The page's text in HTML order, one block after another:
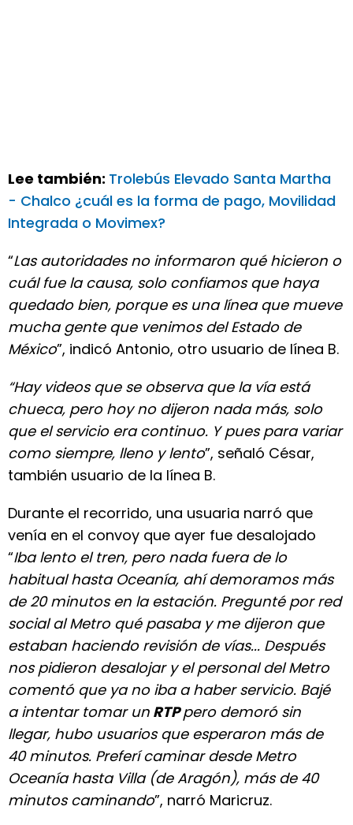
Lee también: Trolebús Elevado Santa Martha
- Chalco ¿cuál es la forma de pago, Movilidad
Integrada o Movimex?
“Las autoridades no informaron qué hicieron o
cuál fue la causa, solo confiamos que haya
quedado bien, porque es una línea que mueve
mucha gente que venimos del Estado de
México”, indicó Antonio, otro usuario de línea B.
“Hay videos que se observa que la vía está
chueca, pero hoy no dijeron nada más, solo
que el servicio era continuo. Y pues para variar
como siempre, lleno y lento”, señaló César,
también usuario de la línea B.
Durante el recorrido, una usuaria narró que
venía en el convoy que ayer fue desalojado
“Iba lento el tren, pero nada fuera de lo
habitual hasta Oceanía, ahí demoramos más
de 20 minutos en la estación. Pregunté por red
social al Metro qué pasaba y me dijeron que
estaban haciendo revisión de vías... Después
nos pidieron desalojar y el personal del Metro
comentó que ya no iba a haber servicio. Bajé
a intentar tomar un RTPpero demoró sin
llegar, hubo usuarios que esperaron más de
40 minutos. Preferí caminar desde Metro
Oceanía hasta Villa (de Aragón), más de 40
minutos caminando”, narró Maricruz.